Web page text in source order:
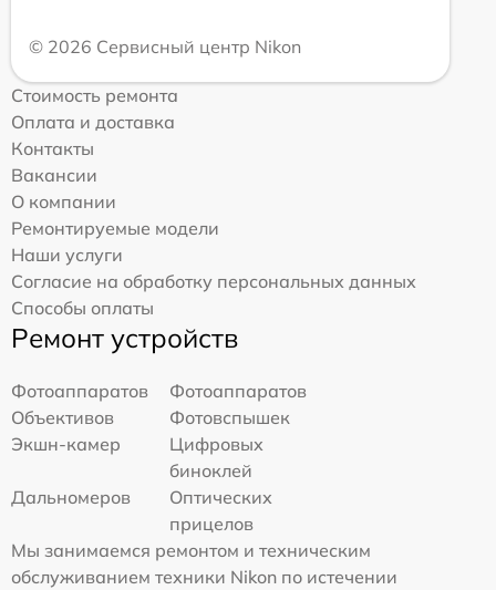
© 2026 Сервисный центр Nikon
Стоимость ремонта
Оплата и доставка
Контакты
Вакансии
О компании
Ремонтируемые модели
Наши услуги
Согласие на обработку персональных данных
Способы оплаты
Ремонт устройств
Фотоаппаратов
Фотоаппаратов
Объективов
Фотовспышек
Экшн-камер
Цифровых
биноклей
Дальномеров
Оптических
прицелов
Мы занимаемся ремонтом и техническим
обслуживанием техники Nikon по истечении